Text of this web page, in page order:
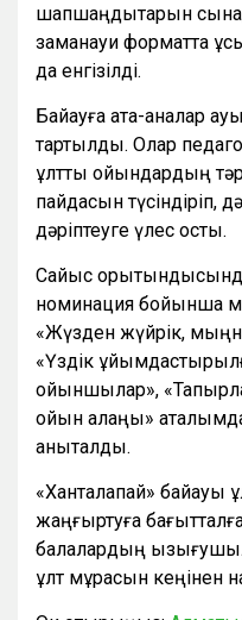
шапшаңдықтарын
заманауи форматта
да енгізілді.
Байқауға ата-аналар
тартылды. Олар
ұлттық ойындардың
пайдасын түсіндіріп,
дәріптеуге үлес қосты.
Сайыс
номинация бойынша
«Жүзден жүйрік,
«Үздік
ойыншылар»,
ойын алаңы»
анықталды.
«Ханталапай» байқауы
жаңғыртуға
балалардың
ұлт мұрасын кеңінен